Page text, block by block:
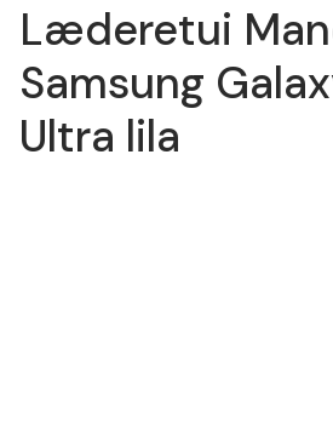
Læderetui
Samsung
Ultra lila